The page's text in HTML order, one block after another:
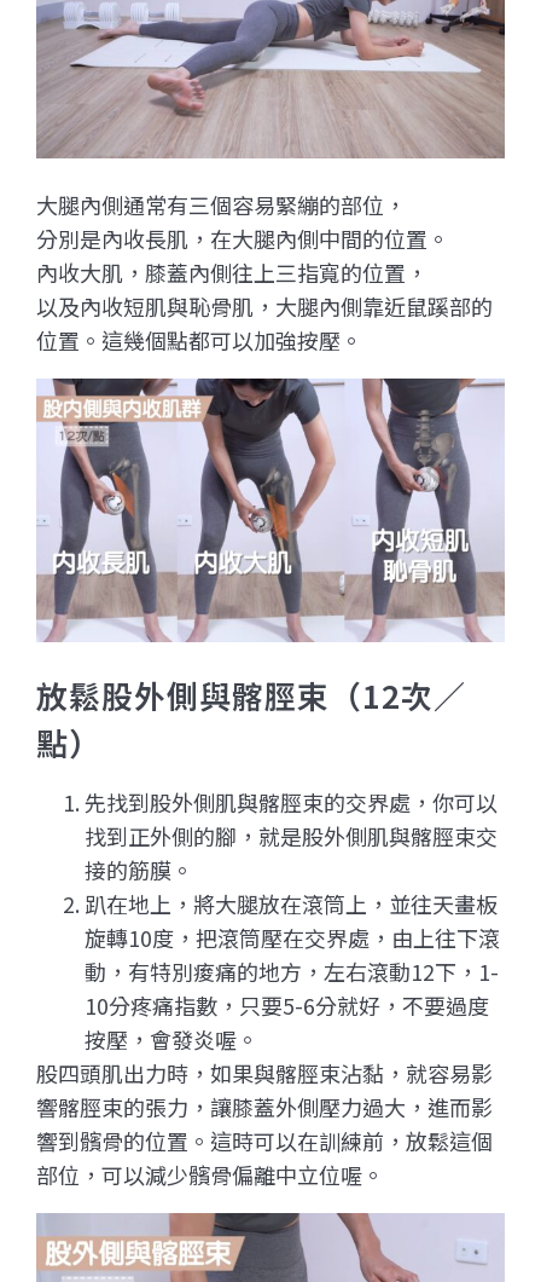
大腿內側通常有三個容易緊繃的部位，
分別是內收長肌，在大腿內側中間的位置。
內收大肌，膝蓋內側往上三指寬的位置，
以及內收短肌與恥骨肌，大腿內側靠近鼠蹊部的
位置。這幾個點都可以加強按壓。
放鬆股外側與髂脛束（12次／
點）
先找到股外側肌與髂脛束的交界處，你可以
找到正外側的腳，就是股外側肌與髂脛束交
接的筋膜。
趴在地上，將大腿放在滾筒上，並往天畫板
旋轉10度，把滾筒壓在交界處，由上往下滾
動，有特別痠痛的地方， 左右滾動12下，1-
10分疼痛指數，只要5-6分就好，不要過度
按壓，會發炎喔。
股四頭肌出力時，如果與髂脛束沾黏，就容易影
響髂脛束的張力，讓膝蓋外側壓力過大，進而影
響到髕骨的位置。這時可以在訓練前，放鬆這個
部位，可以減少髕骨偏離中立位喔。